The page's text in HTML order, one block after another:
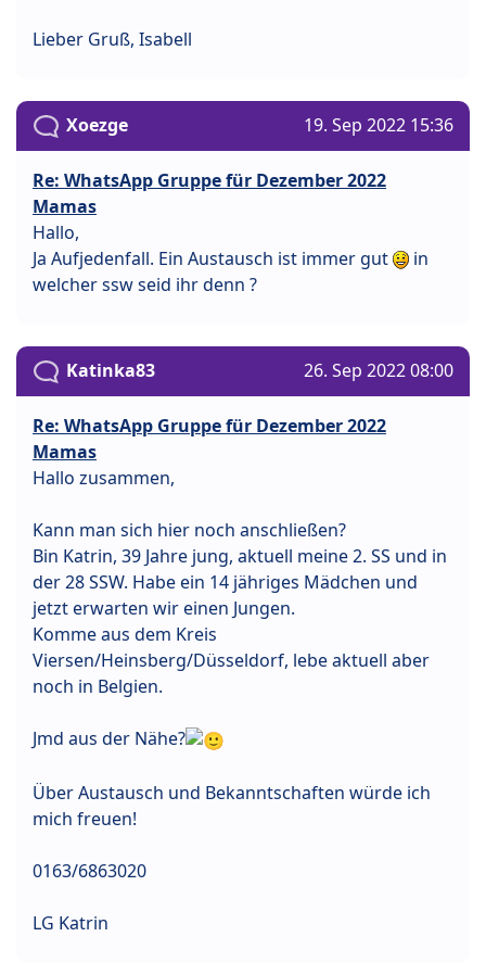
Lieber Gruß, Isabell
Xoezge 19. Sep 2022 15:36
Re: WhatsApp Gruppe für Dezember 2022
Mamas
Hallo,
Ja Aufjedenfall. Ein Austausch ist immer gut
in
welcher ssw seid ihr denn ?
Katinka83 26. Sep 2022 08:00
Re: WhatsApp Gruppe für Dezember 2022
Mamas
Hallo zusammen,
Kann man sich hier noch anschließen?
Bin Katrin, 39 Jahre jung, aktuell meine 2. SS und in
der 28 SSW. Habe ein 14 jähriges Mädchen und
jetzt erwarten wir einen Jungen.
Komme aus dem Kreis
Viersen/Heinsberg/Düsseldorf, lebe aktuell aber
noch in Belgien.
Jmd aus der Nähe?
Über Austausch und Bekanntschaften würde ich
mich freuen!
0163/6863020
LG Katrin